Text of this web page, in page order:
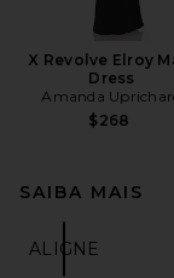
X Revolve Elroy
Dress
Amanda
$268
SAIBA MAIS
ALIGNE